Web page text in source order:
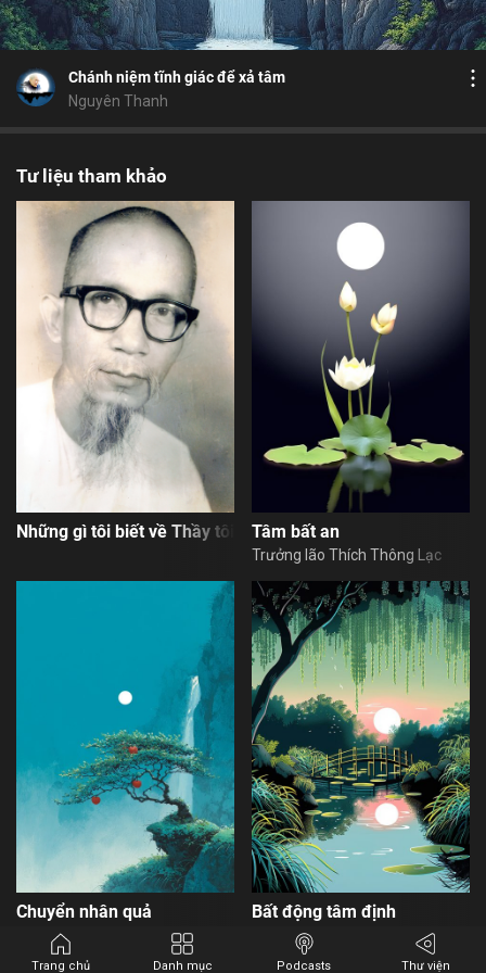
huân tập xả tâm Yoga đối tượng dục
7 8
Chánh niệm tĩnh giác để xả tâm
Nguyên Thanh
Lưu
Tư liệu tham khảo
Những gì tôi biết về Thầy tôi Tâm bất an
Trưởng lão Thích Thông Lạc
Chuyển nhân quả
Trưởng lão Thích Thông Lạc
Bất động tâm định
Trưởng lão Thích Thông Lạc
Trang chủ Danh mục Podcasts Thư viện